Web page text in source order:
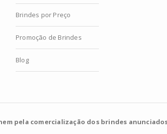
Brindes por Preço
Promoção de Brindes
Blog
pela comercialização dos brindes